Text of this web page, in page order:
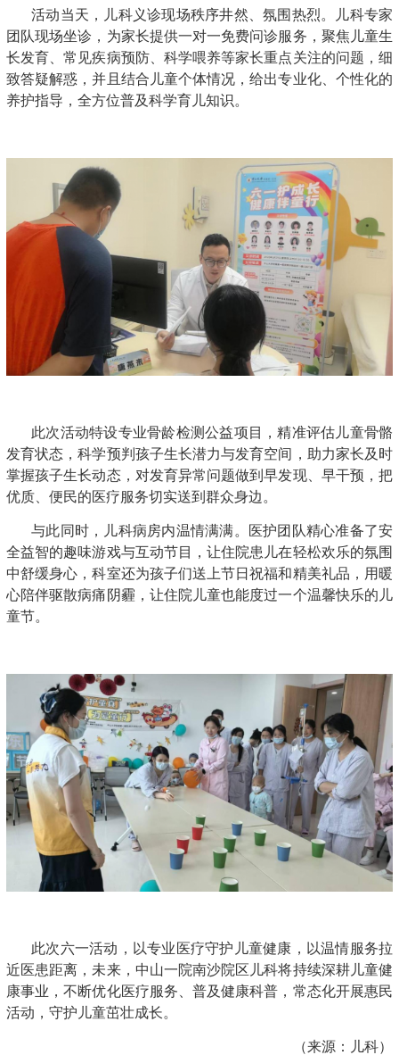
活动当天，儿科义诊现场秩序井然、氛围热烈。儿科专家
团队现场坐诊，为家长提供一对一免费问诊服务，聚焦儿童生
长发育、常见疾病预防、科学喂养等家长重点关注的问题，细
致答疑解惑，并且结合儿童个体情况，给出专业化、个性化的
养护指导，全方位普及科学育儿知识。
此次活动特设专业骨龄检测公益项目，精准评估儿童骨骼
发育状态，科学预判孩子生长潜力与发育空间，助力家长及时
掌握孩子生长动态，对发育异常问题做到早发现、早干预，把
优质、便民的医疗服务切实送到群众身边。
与此同时，儿科病房内温情满满。医护团队精心准备了安
全益智的趣味游戏与互动节目，让住院患儿在轻松欢乐的氛围
中舒缓身心 ，科室还为孩子们送上节日祝福和精美礼品，用暖
心陪伴驱散病痛阴霾，让住院儿童也能度过一个温馨快乐的儿
童节。
此次六一活动，以专业医疗守护儿童健康，以温情服务拉
近医患距离，未来，中山一院南沙院区儿科将持续深耕儿童健
康事业，不断优化医疗服务、普及健康科普，常态化开展惠民
活动，守护儿童茁壮成长。
（来源：儿科）